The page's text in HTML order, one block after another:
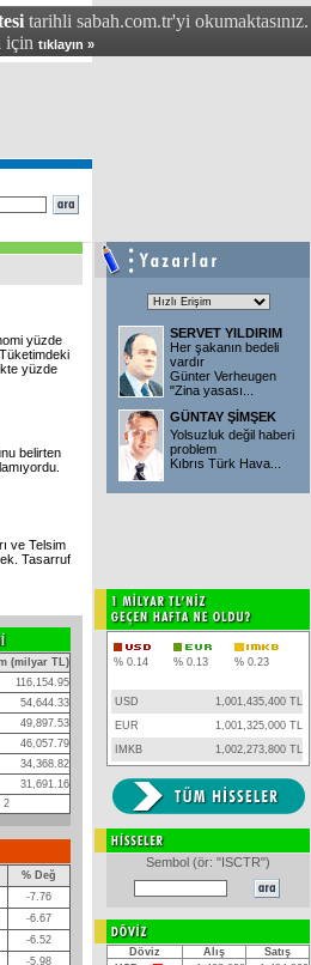
tarihli sabah.com.tr'yi okumaktasınız.
için tıklayın »
yüzde
yüzde
belirten
ve Telsim
Tasarruf
(milyar TL)
116,154.95
54,644.33
49,897.53
46,057.79
34,368.82
31,691.16
2
% Değ
-7.76
-6.67
-6.52
-5.98
SERVET YILDIRIM
Her şakanın bedeli
vardır
Günter Verheugen
"Zina yasası
GÜNTAY ŞİMŞEK
Yolsuzluk değil haberi
problem
Kıbrıs Türk Hava
% 0.14 % 0.13 % 0.23
USD
1,001,435,400 TL
EUR
1,001,325,000 TL
IMKB
1,002,273,800 TL
Sembol (ör: "ISCTR")
Döviz Alış
Satış